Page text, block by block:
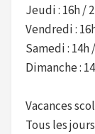
Jeudi : 16h /
Vendredi :
Samedi : 14h
Dimanche :
Vacances
Tous les